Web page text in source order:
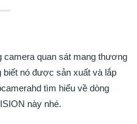
camera quan sát mang thương
biết nó được sản xuất và lắp
tìm hiểu về dòng
này nhé.